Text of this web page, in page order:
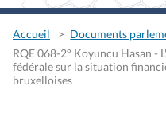
Accueil
Documents
RQE 068-2° Koyuncu Hasan -
fédérale sur la situation
bruxelloises